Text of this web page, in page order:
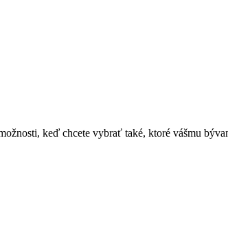
keď chcete vybrať také, ktoré vášmu